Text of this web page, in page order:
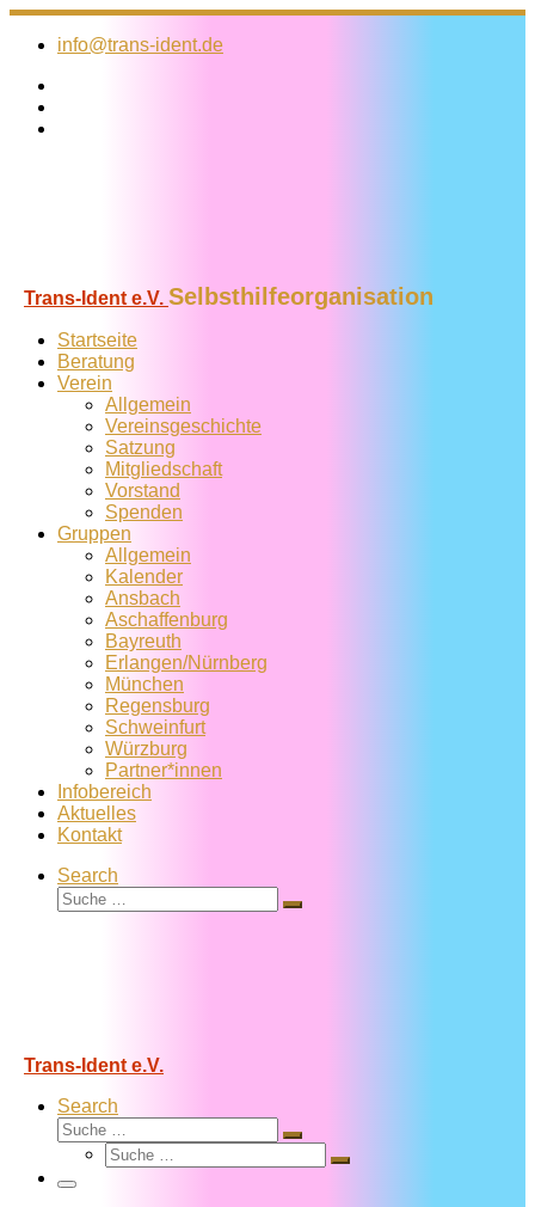
Zum
Inhalt
info@trans-ident.de
Trans-Ident e.V. Selbsthilfeorganisation
Startseite
Beratung
Verein
Allgemein
Vereins­geschichte
Satzung
Mitglied­schaft
Vorstand
Spenden
Gruppen
Allgemein
Kalender
Ansbach
Aschaffenburg
Bayreuth
Erlangen/Nürnberg
München
Regensburg
Schweinfurt
Würzburg
Partner*innen
Infobereich
Aktuelles
Kontakt
Search
Suche
Suche
Trans-Ident e.V.
Search
Suche
Suche
Suche
Suche
Menü